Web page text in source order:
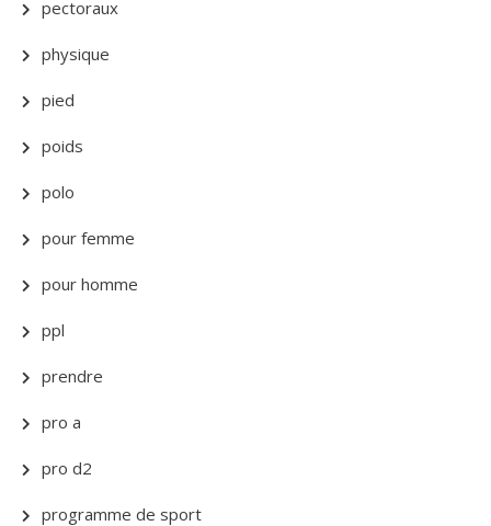
pectoraux
physique
pied
poids
polo
pour femme
pour homme
ppl
prendre
pro a
pro d2
programme de sport